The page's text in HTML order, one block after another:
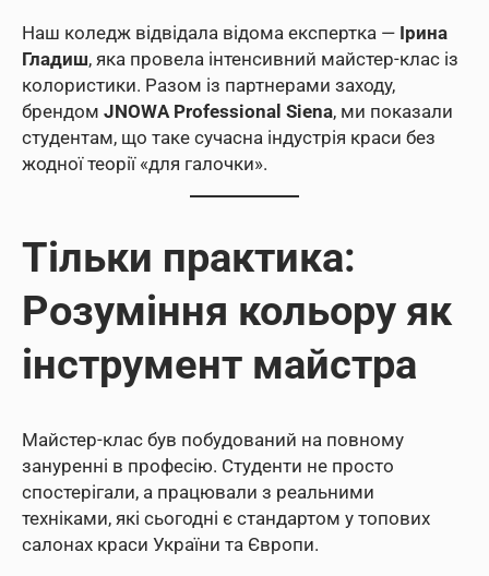
Наш коледж відвідала відома експертка — Ірина
Гладиш, яка провела інтенсивний майстер-клас із
колористики. Разом із партнерами заходу,
брендом JNOWA Professional Siena, ми показали
студентам, що таке сучасна індустрія краси без
жодної теорії «для галочки».
Тільки практика:
Розуміння кольору як
інструмент майстра
Майстер-клас був побудований на повному
зануренні в професію. Студенти не просто
спостерігали, а працювали з реальними
техніками, які сьогодні є стандартом у топових
салонах краси України та Європи.